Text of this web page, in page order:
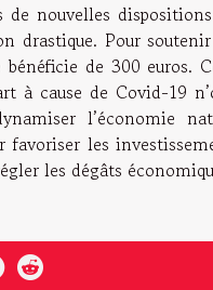
nouvelles
drastique. Pour
de 300 euros.
à cause de Covid-19
l’économie
favoriser les
les dégâts